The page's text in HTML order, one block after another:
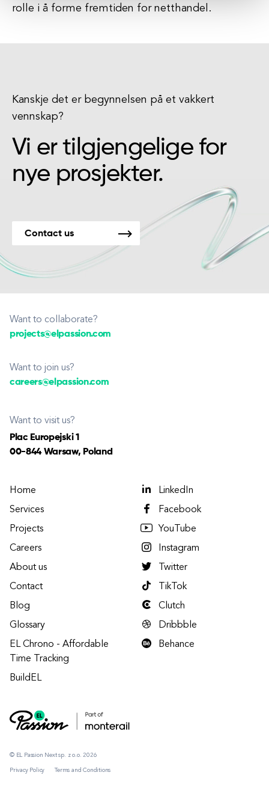
rolle i å forme fremtiden for netthandel.
Kanskje det er begynnelsen på et vakkert
vennskap?
Vi er tilgjengelige for
nye prosjekter.
Contact us
Want to collaborate?
projects@elpassion.com
Want to join us?
careers@elpassion.com
Want to visit us?
Plac Europejski 1
00-844 Warsaw, Poland
© EL Passion Next sp. z o.o. 2026
Privacy Policy Terms and Conditions
Home
Services
Projects
Careers
About us
Contact
Blog
Glossary
EL Chrono - Affordable
Time Tracking
BuildEL
LinkedIn
Facebook
YouTube
Instagram
Twitter
TikTok
Clutch
Dribbble
Behance